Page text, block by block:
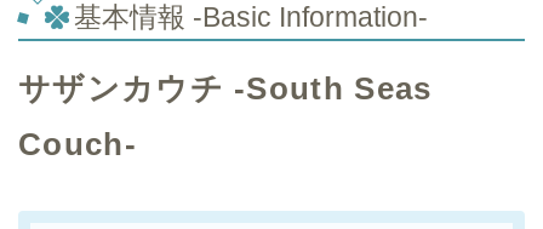
基本情報 -Basic Information-
サザンカウチ -South Seas
Couch-